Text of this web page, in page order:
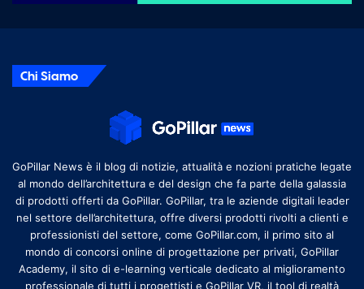
Chi Siamo
GoPillar News è il blog di notizie, attualità e nozioni pratiche legate
al mondo dell’architettura e del design che fa parte della galassia
di prodotti offerti da GoPillar. GoPillar, tra le aziende digitali leader
nel settore dell’architettura, offre diversi prodotti rivolti a clienti e
professionisti del settore, come GoPillar.com, il primo sito al
mondo di concorsi online di progettazione per privati, GoPillar
Academy, il sito di e-learning verticale dedicato al miglioramento
professionale di tutti i progettisti e GoPillar VR, il tool di realtà